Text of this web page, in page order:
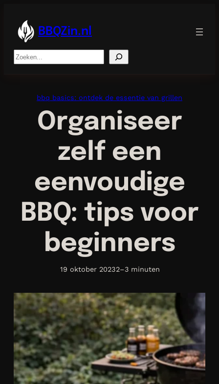
inhoud
BBQZin.nl
Search
bbq basics: ontdek de essentie van grillen
Organiseer
zelf een
eenvoudige
BBQ: tips voor
beginners
19 oktober 20232–3 minuten